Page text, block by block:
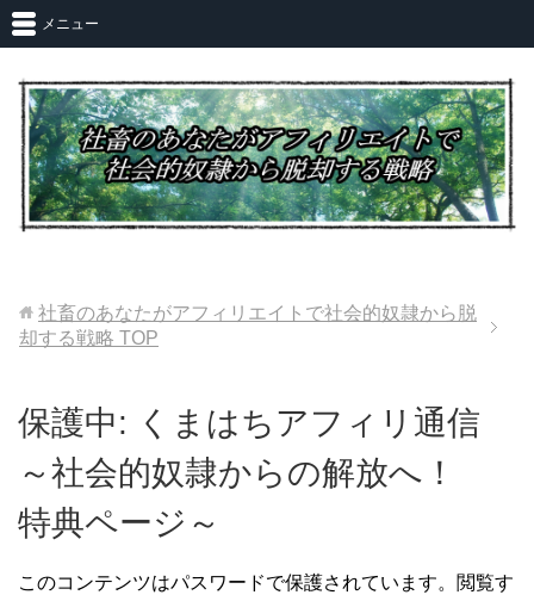
メニュー
社畜のあなたがアフィリエイトで社会的奴隷から脱
却する戦略 TOP
保護中: くまはちアフィリ通信
～社会的奴隷からの解放へ！
特典ページ～
このコンテンツはパスワードで保護されています。閲覧す